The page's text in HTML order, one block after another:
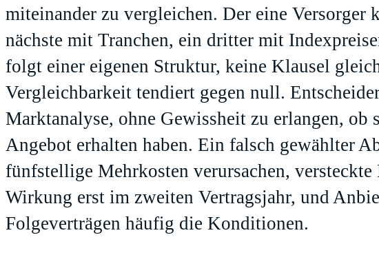
miteinander zu vergleichen. Der eine Versorger
nächste mit Tranchen, ein dritter mit
folgt einer eigenen Struktur, keine Klausel
Vergleichbarkeit tendiert gegen null.
Marktanalyse, ohne Gewissheit zu erlangen, ob
Angebot erhalten haben. Ein falsch gewählter
fünfstellige Mehrkosten verursachen,
Wirkung erst im zweiten Vertragsjahr, und
Folgeverträgen häufig die Konditionen.